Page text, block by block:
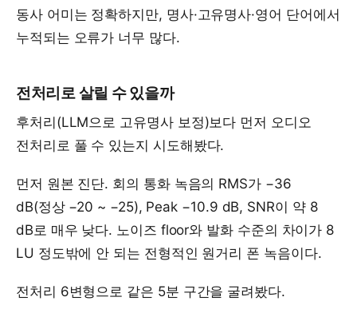
동사 어미는 정확하지만, 명사·고유명사·영어 단어에서
누적되는 오류가 너무 많다.
전처리로 살릴 수 있을까
후처리(LLM으로 고유명사 보정)보다 먼저 오디오
전처리로 풀 수 있는지 시도해봤다.
먼저 원본 진단. 회의 통화 녹음의 RMS가 −36
dB(정상 −20 ~ −25), Peak −10.9 dB, SNR이 약 8
dB로 매우 낮다. 노이즈 floor와 발화 수준의 차이가 8
LU 정도밖에 안 되는 전형적인 원거리 폰 녹음이다.
전처리 6변형으로 같은 5분 구간을 굴려봤다.